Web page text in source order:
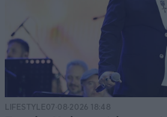
LIFESTYLE07·08·2026 18:48